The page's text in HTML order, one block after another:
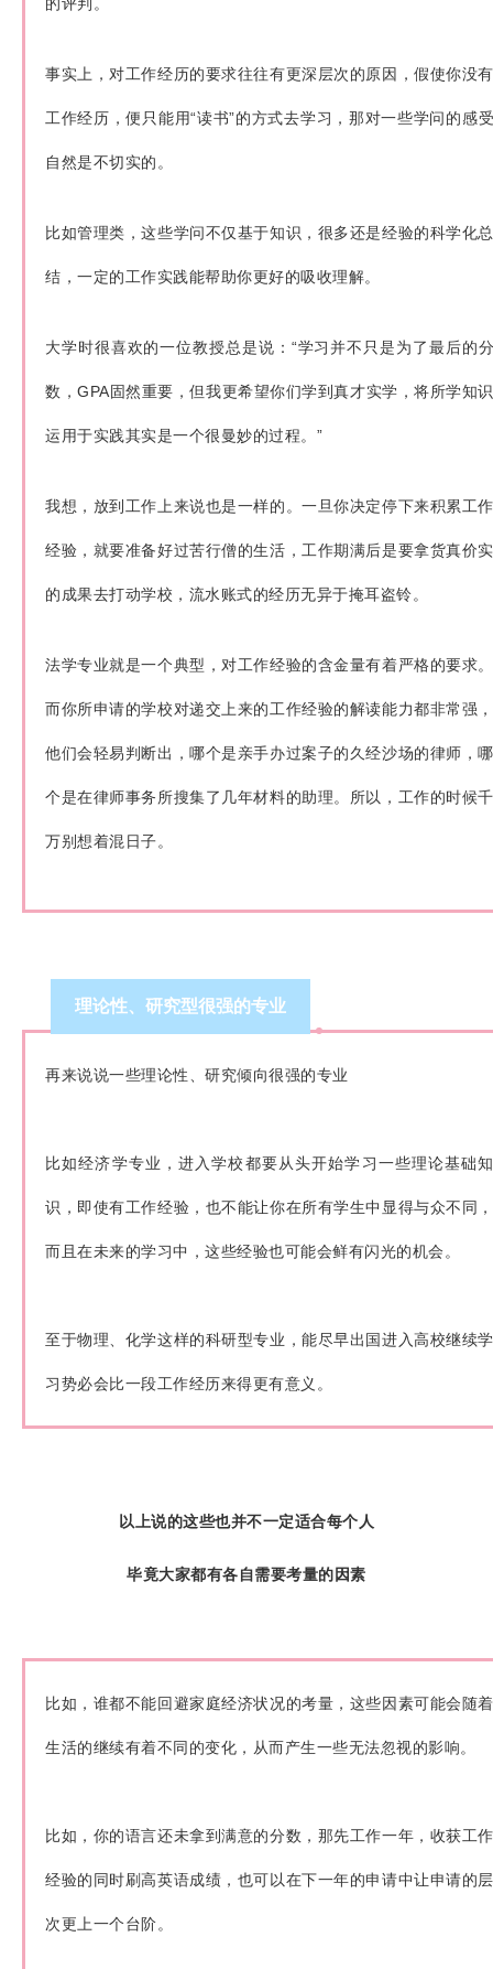
事实上，对工作经历的要求往往有更深层次的原因，假使你没有
工作经历，便只能用“读书”的方式去学习，那对一些学问的感受
自然是不切实的。
比如管理类，这些学问不仅基于知识，很多还是经验的科学化总
结，一定的工作实践能帮助你更好的吸收理解。
大学时很喜欢的一位教授总是说：“学习并不只是为了最后的分
数，GPA固然重要，但我更希望你们学到真才实学，将所学知识
运用于实践其实是一个很曼妙的过程。”
我想，放到工作上来说也是一样的。一旦你决定停下来积累工作
经验，就要准备好过苦行僧的生活，工作期满后是要拿货真价实
的成果去打动学校，流水账式的经历无异于掩耳盗铃。
法学专业就是一个典型，对工作经验的含金量有着严格的要求。
而你所申请的学校对递交上来的工作经验的解读能力都非常强，
他们会轻易判断出，哪个是亲手办过案子的久经沙场的律师，哪
个是在律师事务所搜集了几年材料的助理。所以，工作的时候千
万别想着混日子。
理论性、研究型很强的专业
再来说说一些理论性、研究倾向很强的专业
比如经济学专业，进入学校都要从头开始学习一些理论基础知
识，即使有工作经验，也不能让你在所有学生中显得与众不同，
而且在未来的学习中，这些经验也可能会鲜有闪光的机会。
至于物理、化学这样的科研型专业，能尽早出国进入高校继续学
习势必会比一段工作经历来得更有意义。
以上说的这些也并不一定适合每个人
毕竟大家都有各自需要考量的因素
比如，谁都不能回避家庭经济状况的考量，这些因素可能会随着
生活的继续有着不同的变化，从而产生一些无法忽视的影响。
比如，你的语言还未拿到满意的分数，那先工作一年，收获工作
经验的同时刷高英语成绩，也可以在下一年的申请中让申请的层
次更上一个台阶。